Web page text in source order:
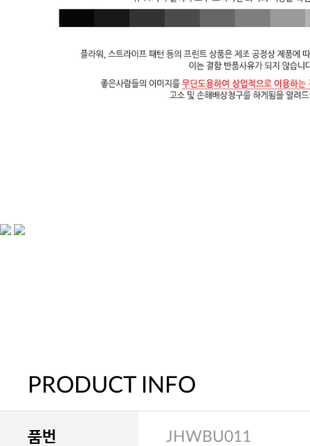
PRODUCT INFO
품번 JHWBU011